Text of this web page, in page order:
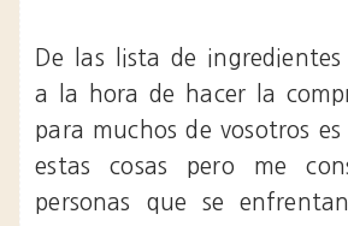
De las lista de
a la hora de hacer la
para muchos de vosotros
estas cosas pero me
personas que se